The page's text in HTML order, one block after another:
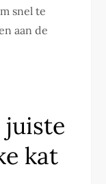
snel te
aan de
juiste
kat